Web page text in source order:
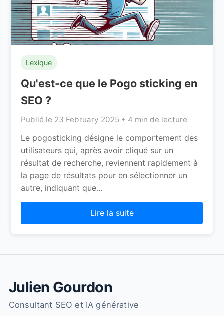
Lexique
Qu'est-ce que le Pogo sticking en
SEO ?
Publié le 23 February 2025 • 4 min de lecture
Le pogosticking désigne le comportement des
utilisateurs qui, après avoir cliqué sur un
résultat de recherche, reviennent rapidement à
la page de résultats pour en sélectionner un
autre, indiquant que...
Lire la suite
Julien Gourdon
Consultant SEO et IA générative